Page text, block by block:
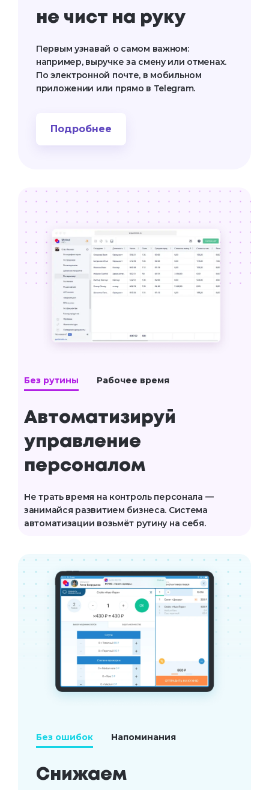
не чист на руку
Первым узнавай о самом важном:
например, выручке за смену или отменах.
По электронной почте, в мобильном
приложении или прямо в Telegram.
Подробнее
Без рутины Рабочее время
Автоматизируй
управление
персоналом
Не трать время на контроль персонала —
занимайся развитием бизнеса. Система
автоматизации возьмёт рутину на себя.
Без ошибок Напоминания
Снижаем